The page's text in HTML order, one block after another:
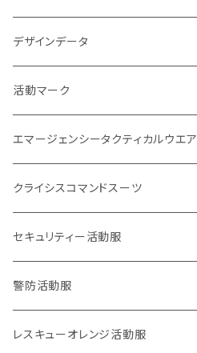
サバイバルゲーム
企画室
映画
活動証
身分証
オフィシャル
キャラクター
刺繍パッチ
1点もの
デザインデータ
活動マーク
POLICE EYE
災害事案別
2017九州北部豪雨
2018西日本豪雨
チャリティマーク
KOKONI KITE
オールジャパン支援
活動マーク
トレードマーク
ロイヤリティマーク
通信系
操作・資格・技術・技能系
車両系
エマージェンシータクティカルウエア
クライシスコマンドスーツ
セキュリティー活動服
警防活動服
レスキューオレンジ活動服